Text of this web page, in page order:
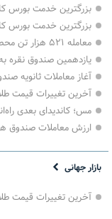
بزرگترین خدمت بورس
بزرگترین خدمت بورس
معامله ۵۲۱ هزار تن محصول در بورس کالا
یازدهمین صندوق نقره
آغاز معاملات ثانویه
آخرین تغییرات قیمت
مس؛ کاندیدای بعدی
ارزش معاملات صندوق های طلا
بازار جهانی
آخرین تغییرات قیمت